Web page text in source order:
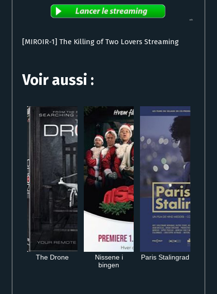
[MIROIR-1] The Killing of Two Lovers Streaming
Voir aussi :
The Drone
Nissene i
bingen
Paris Stalingrad